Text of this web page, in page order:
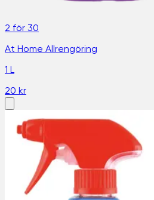
2 för 30
At Home Allrengöring
1 L
20 kr